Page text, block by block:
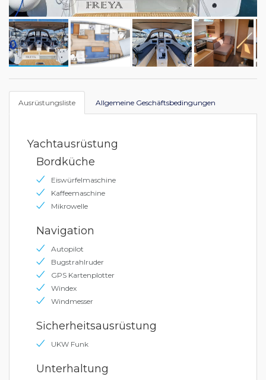
Ausrüstungsliste Allgemeine Geschäftsbedingungen
Yachtausrüstung
Bordküche
Eiswürfelmaschine
Kaffeemaschine
Mikrowelle
Navigation
Autopilot
Bugstrahlruder
GPS Kartenplotter
Windex
Windmesser
Sicherheitsausrüstung
UKW Funk
Unterhaltung